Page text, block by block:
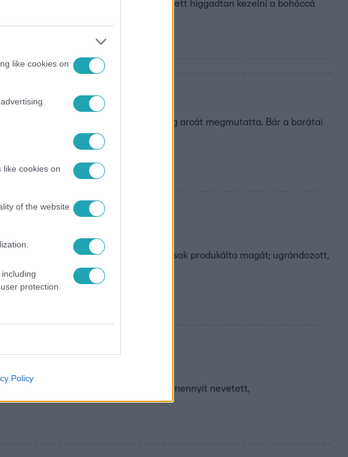
like cookies on
like cookies on
of the website
protection.
Policy
vált előnyére. Krisztián igyekezett higgadtan kezelni a bohóccá
annak most sikerült, hiszen rengeteg arcát megmutatta. Bár a barátai
Tivy értelmes érvelés helyett inkább csak produkálta magát; ugrándozott,
az ostorláb hangzatos szállóigéit. Amennyit nevetett,